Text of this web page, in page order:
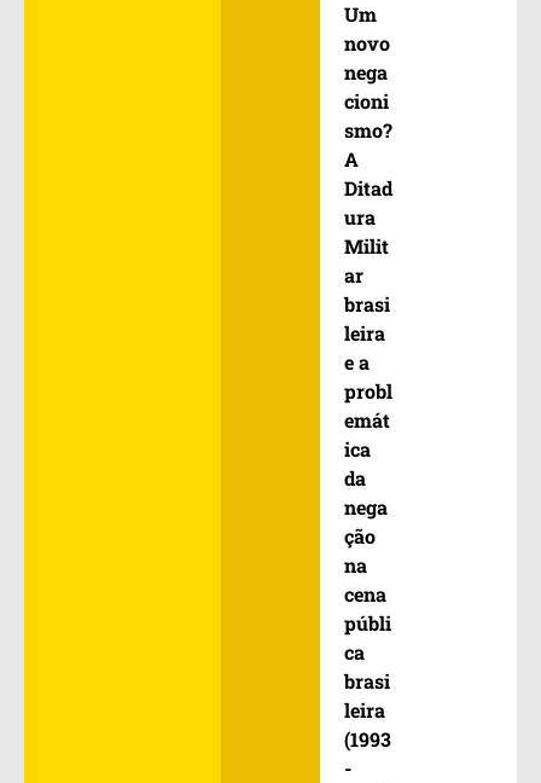
Um
novo
nega
cioni
smo?
A
Ditad
ura
Milit
ar
brasi
leira
e a
probl
emát
ica
da
nega
ção
na
cena
públi
ca
brasi
leira
(1993
-